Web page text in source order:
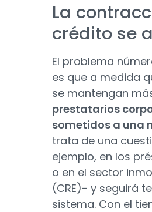
La
crédito se
El problema
es que a medida
se mantengan
prestatarios
sometidos a una
trata de una
ejemplo, en los
o en el sector
(CRE)- y seguirá
sistema. Con el